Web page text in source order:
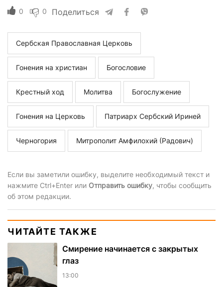
0 0 Поделиться
Сербская Православная Церковь
Гонения на христиан Богословие
Крестный ход Молитва Богослужение
Гонения на Церковь Патриарх Сербский Ириней
Черногория Митрополит Амфилохий (Радович)
Если вы заметили ошибку, выделите необходимый текст и
нажмите Ctrl+Enter или Отправить ошибку, чтобы сообщить
об этом редакции.
ЧИТАЙТЕ ТАКЖЕ
Смирение начинается с закрытых
глаз
13:00